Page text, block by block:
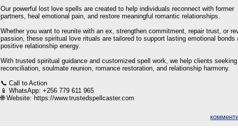
Our powerful lost love spells are created to help individuals reconnect with former
partners, heal emotional pain, and restore meaningful romantic relationships.
Whether you want to reunite with an ex, strengthen commitment, repair trust, or
passion, these spiritual love rituals are tailored to support lasting emotional bonds
positive relationship energy.
With trusted spiritual guidance and customized spell work, we help clients seeking
reconciliation, soulmate reunion, romance restoration, and relationship harmony.
📞 Call to Action
📱 WhatsApp: +256 779 611 965
🌐 Website: https://www.trustedspellcaster.com